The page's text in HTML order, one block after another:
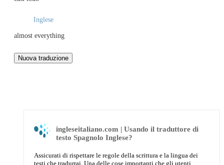
Inglese
almost everything
ingleseitaliano.com | Usando il traduttore di
testo Spagnolo Inglese?
Assicurati di rispettare le regole della scrittura e la lingua dei
testi che tradurrai. Una delle cose importanti che gli utenti